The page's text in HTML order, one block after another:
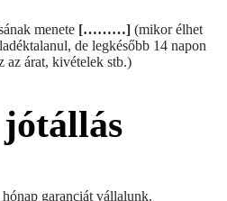
menete [………] (mikor élhet
de legkésőbb 14 napon
az árat, kivételek stb.)
hónap garanciát vállalunk.